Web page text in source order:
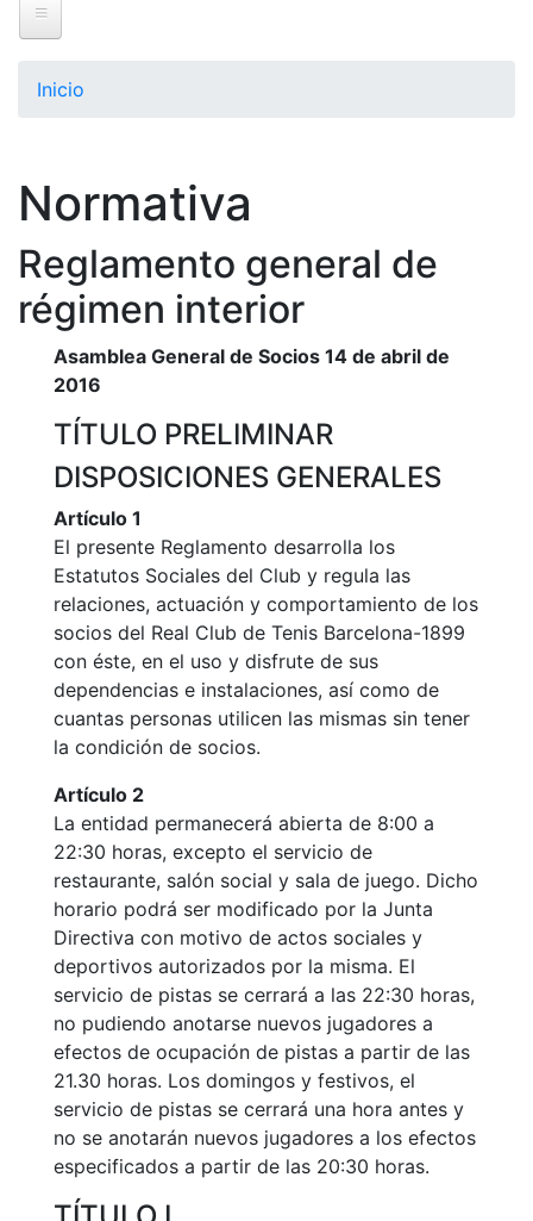
Nuestra
historia
Cronología
Presidentes
Organización
Junta
directiva
Comisiones
y comités
Estructura
ejecutiva
Fundación
Servicios
Instalaciones
Preguntas
Frecuentes
(FAQs)
nosotros
Área deportiva
Tenis
Escuela de
tenis
Next Gen
Palmarés
equipos
Leyendas
Jugadores
profesionales
Competiciones
Inicio
Normativa
Reglamento general de
régimen interior
Asamblea General de Socios 14 de abril de
2016
TÍTULO PRELIMINAR
DISPOSICIONES GENERALES
Artículo 1
El presente Reglamento desarrolla los
Estatutos Sociales del Club y regula las
relaciones, actuación y comportamiento de los
socios del Real Club de Tenis Barcelona-1899
con éste, en el uso y disfrute de sus
dependencias e instalaciones, así como de
cuantas personas utilicen las mismas sin tener
la condición de socios.
Artículo 2
La entidad permanecerá abierta de 8:00 a
22:30 horas, excepto el servicio de
restaurante, salón social y sala de juego. Dicho
horario podrá ser modificado por la Junta
Directiva con motivo de actos sociales y
deportivos autorizados por la misma. El
servicio de pistas se cerrará a las 22:30 horas,
no pudiendo anotarse nuevos jugadores a
efectos de ocupación de pistas a partir de las
21.30 horas. Los domingos y festivos, el
servicio de pistas se cerrará una hora antes y
no se anotarán nuevos jugadores a los efectos
especificados a partir de las 20:30 horas.